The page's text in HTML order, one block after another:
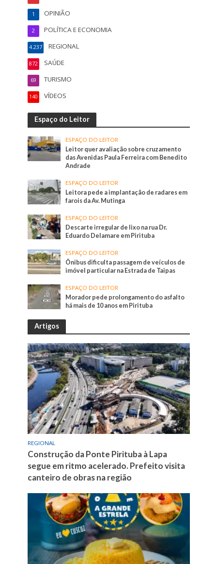
OPINIÃO
1
POLÍTICA E ECONOMIA
2
REGIONAL
4.237
SAÚDE
872
TURISMO
69
VÍDEOS
140
Espaço do Leitor
ESPAÇO DO LEITOR
Leitor quer avaliação sobre cruzamento
das Avenidas Paula Ferreira com Benedito
Andrade
ESPAÇO DO LEITOR
Leitora pede a implantação de radares em
farois da Av. Mutinga
ESPAÇO DO LEITOR
Descarte irregular de lixo na rua Dr.
Eduardo Delamare em Pirituba
ESPAÇO DO LEITOR
Ônibus dificulta passagem de veículos de
imóvel particular na Estrada de Taipas
ESPAÇO DO LEITOR
Morador pede prolongamento do asfalto
há mais de 10 anos em Pirituba
Artigos
REGIONAL
Construção da Ponte Pirituba à Lapa
segue em ritmo acelerado. Prefeito visita
canteiro de obras na região